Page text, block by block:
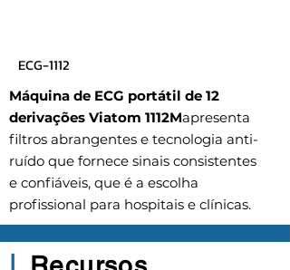
ECG-1112
Máquina de ECG portátil de 12
derivações Viatom 1112Mapresenta
filtros abrangentes e tecnologia anti-
ruído que fornece sinais consistentes
e confiáveis, que é a escolha
profissional para hospitais e clínicas.